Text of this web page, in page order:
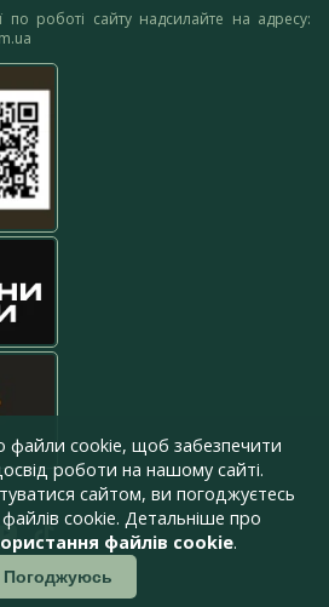
по роботі сайту надсилайте на адресу:
файли cookie, щоб забезпечити
роботи на нашому сайті.
сайтом, ви погоджуєтесь
cookie. Детальніше про
файлів cookie.
Погоджуюсь